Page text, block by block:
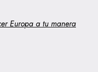
Europa a tu manera